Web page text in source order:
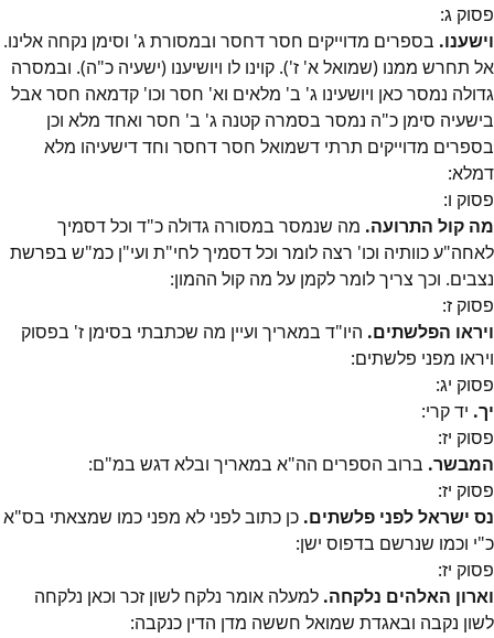
פסוק ג:
וישענו. בספרים מדוייקים חסר דחסר ובמסורת ג' וסימן נקחה אלינו.
אל תחרש ממנו (שמואל א' ז'). קוינו לו ויושיענו (ישעיה כ"ה). ובמסרה
גדולה נמסר כאן ויושעינו ג' ב' מלאים וא' חסר וכו' קדמאה חסר אבל
בישעיה סימן כ"ה נמסר בסמרה קטנה ג' ב' חסר ואחד מלא וכן
בספרים מדוייקים תרתי דשמואל חסר דחסר וחד דישעיהו מלא
דמלא:
פסוק ו:
מה קול התרועה. מה שנמסר במסורה גדולה כ"ד וכל דסמיך
לאחה"ע כוותיה וכו' רצה לומר וכל דסמיך לחי"ת ועי"ן כמ"ש בפרשת
נצבים. וכך צריך לומר לקמן על מה קול ההמון:
פסוק ז:
ויראו הפלשתים. היו"ד במאריך ועיין מה שכתבתי בסימן ז' בפסוק
ויראו מפני פלשתים:
פסוק יג:
יך. יד קרי:
פסוק יז:
המבשר. ברוב הספרים הה"א במאריך ובלא דגש במ"ם:
פסוק יז:
נס ישראל לפני פלשתים. כן כתוב לפני לא מפני כמו שמצאתי בס"א
כ"י וכמו שנרשם בדפוס ישן:
פסוק יז:
וארון האלהים נלקחה. למעלה אומר נלקח לשון זכר וכאן נלקחה
לשון נקבה ובאגדת שמואל חששה מדן הדין כנקבה: